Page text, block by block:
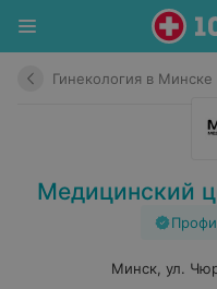
Гинекология в Минске
Медицинский
Минск, ул.